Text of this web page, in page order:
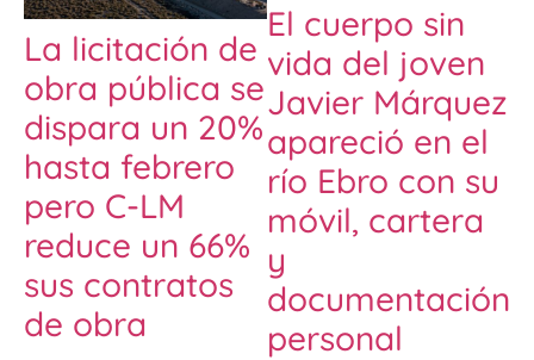
La licitación de
obra pública se
dispara un 20%
hasta febrero
pero C-LM
reduce un 66%
sus contratos
de obra
El cuerpo sin
vida del joven
Javier Márquez
apareció en el
río Ebro con su
móvil, cartera
y
documentación
personal